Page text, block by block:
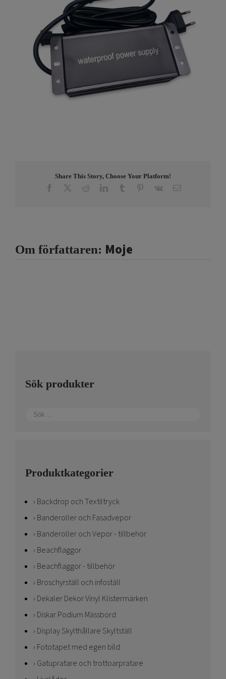
Share This Story, Choose Your Platform!
Facebook RedditLinkedInTumblr Pinterest
Vk E-
Om författaren: Moje
Sök produkter
Produktkategorier
Backdrop och Textiltryck
Banderoller och Fasadvepor
Banderoller och Vepor - tillbehör
Beachflaggor
Beachflaggor - tillbehör
Broschyrställ och infoställ
Dekaler Dekor Vinyl Klistermärken
Diskar Podium Mässbord
Display Skylthållare Skyltställ
Fototapet med egen bild
Gatupratare och trottoarpratare